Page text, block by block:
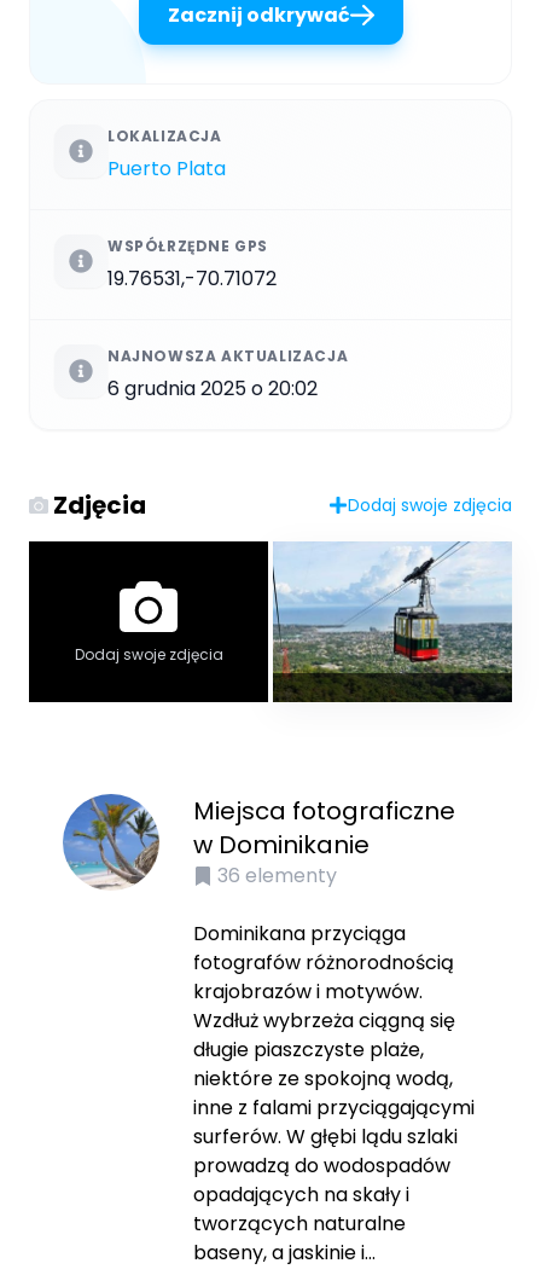
Zacznij odkrywać
LOKALIZACJA
Puerto Plata
WSPÓŁRZĘDNE GPS
19.76531,-70.71072
NAJNOWSZA AKTUALIZACJA
6 grudnia 2025 o 20:02
Zdjęcia Dodaj swoje zdjęcia
Dodaj swoje zdjęcia
Miejsca fotograficzne
w Dominikanie
36 elementy
Dominikana przyciąga
fotografów różnorodnością
krajobrazów i motywów.
Wzdłuż wybrzeża ciągną się
długie piaszczyste plaże,
niektóre ze spokojną wodą,
inne z falami przyciągającymi
surferów. W głębi lądu szlaki
prowadzą do wodospadów
opadających na skały i
tworzących naturalne
baseny, a jaskinie i...